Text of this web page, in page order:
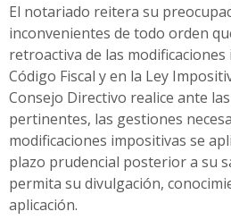
El notariado reitera su
inconvenientes de todo orden
retroactiva de las
Código Fiscal y en la Ley
Consejo Directivo realice ante
pertinentes, las gestiones
modificaciones impositivas se
plazo prudencial posterior a su
permita su divulgación,
aplicación.